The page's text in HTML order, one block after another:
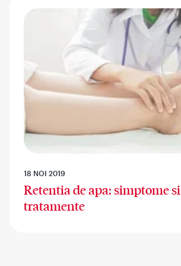
18 NOI 2019
Retentia de apa: simptome si
tratamente